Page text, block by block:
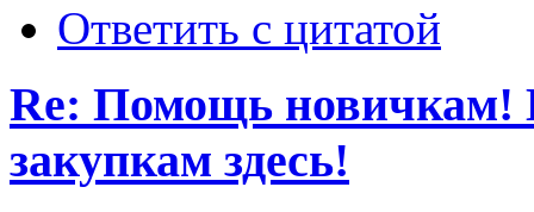
Ответить с цитатой
Re: Помощь новичкам!
закупкам здесь!